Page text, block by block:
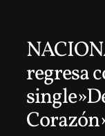
regresa